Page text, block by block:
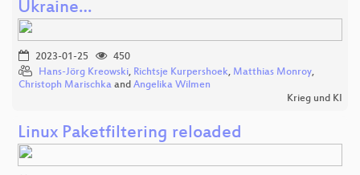
Ukraine…
2023-01-25
450
Hans-Jörg Kreowski, Richtsje Kurpershoek, Matthias Monroy,
Christoph Marischka and Angelika Wilmen
Krieg und KI
Linux Paketfiltering reloaded